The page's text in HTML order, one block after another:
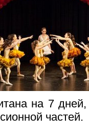
на 7
частей.